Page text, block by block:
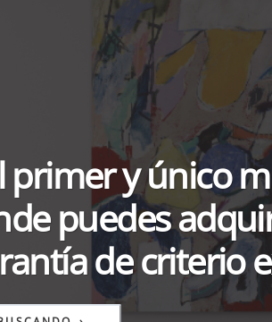
primer y único
puedes
de criterio